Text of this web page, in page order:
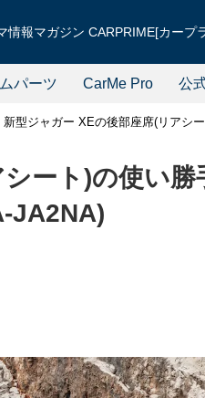
情報マガジン CARPRIME[カープ
パーツ CarMe Pro 公
新型ジャガー XEの後部座席(リアシ
ート)の使い勝
JA2NA)